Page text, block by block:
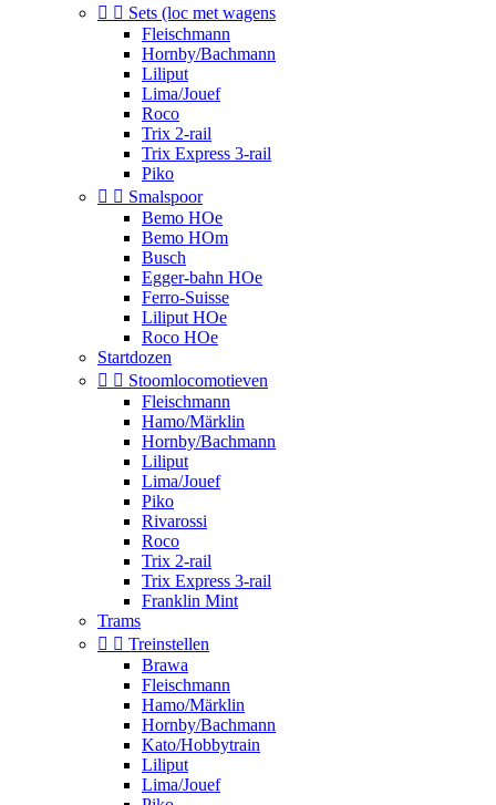
  Sets (loc met wagens
Fleischmann
Hornby/Bachmann
Liliput
Lima/Jouef
Roco
Trix 2-rail
Trix Express 3-rail
Piko
  Smalspoor
Bemo HOe
Bemo HOm
Busch
Egger-bahn HOe
Ferro-Suisse
Liliput HOe
Roco HOe
Startdozen
  Stoomlocomotieven
Fleischmann
Hamo/Märklin
Hornby/Bachmann
Liliput
Lima/Jouef
Piko
Rivarossi
Roco
Trix 2-rail
Trix Express 3-rail
Franklin Mint
Trams
  Treinstellen
Brawa
Fleischmann
Hamo/Märklin
Hornby/Bachmann
Kato/Hobbytrain
Liliput
Lima/Jouef